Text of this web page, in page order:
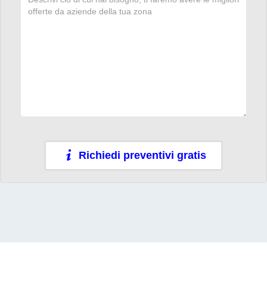
Richiedi preventivi gratis